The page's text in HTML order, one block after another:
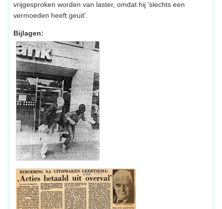
vrijgesproken worden van laster, omdat hij 'slechts een
vermoeden heeft geuit'.
Bijlagen: